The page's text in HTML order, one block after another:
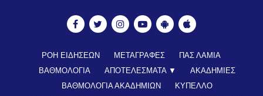
ΡΟΗ ΕΙΔΗΣΕΩΝ ΜΕΤΑΓΡΑΦΕΣ
ΠΑΣ ΛΑΜΙΑ
ΒΑΘΜΟΛΟΓΙΑ
ΑΠΟΤΕΛΕΣΜΑΤΑ ▼
ΑΚΑΔΗΜΙΕΣ
ΒΑΘΜΟΛΟΓΙΑ ΑΚΑΔΗΜΙΩΝ
ΚΥΠΕΛΛΟ